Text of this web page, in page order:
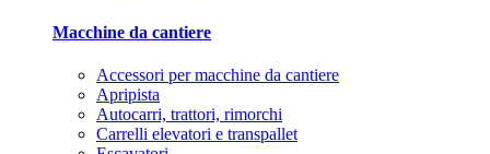
Macchine da cantiere
Accessori per macchine da cantiere
Apripista
Autocarri, trattori, rimorchi
Carrelli elevatori e transpallet